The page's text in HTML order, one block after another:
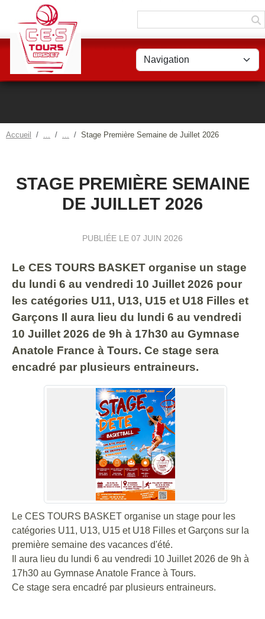
Accueil Stage Première Semaine de Juillet 2026
STAGE PREMIÈRE SEMAINE
DE JUILLET 2026
PUBLIÉE LE 07 JUIN 2026
Le CES TOURS BASKET organise un stage
du lundi 6 au vendredi 10 Juillet 2026 pour
les catégories U11, U13, U15 et U18 Filles et
Garçons Il aura lieu du lundi 6 au vendredi
10 Juillet 2026 de 9h à 17h30 au Gymnase
Anatole France à Tours. Ce stage sera
encadré par plusieurs entraineurs.
Le CES TOURS BASKET organise un stage pour les
catégories U11, U13, U15 et U18 Filles et Garçons sur la
première semaine des vacances d'été.
Il aura lieu du lundi 6 au vendredi 10 Juillet 2026 de 9h à
17h30 au Gymnase Anatole France à Tours.
Ce stage sera encadré par plusieurs entraineurs.
Panneau de gestion des cookies